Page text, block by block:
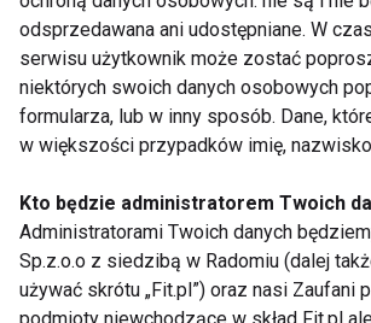
poddawać i w miarę możliwości nie
dotychczas wykonywanych
• nie rezygnować z aktywności
przed nasileniem się bólu, często
z aktywności fizycznej. Nie
bardzo pomocna w walce z bólem.
pewność, że sobie nie zaszkodzimy,
do specjalisty, który pomoże dobrać
odsprzedawana ani udostępniane. W
serwisu użytkownik może zostać
niektórych swoich danych osobowych
formularza, lub w inny sposób. Dane,
w większości przypadków imię,
Kto będzie administratorem Twoich
Administratorami Twoich danych
Sp.z.o.o z siedzibą w Radomiu (dalej
używać skrótu „Fit.pl”) oraz nasi Zaufani